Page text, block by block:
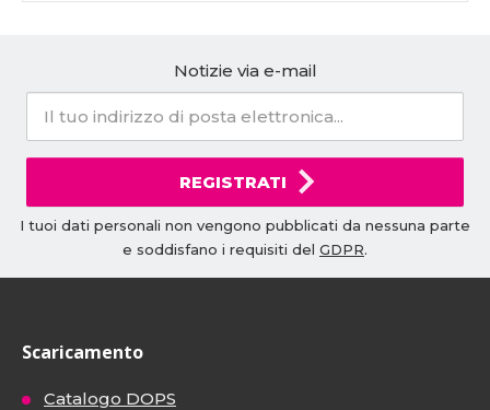
Notizie via e-mail
REGISTRATI
I tuoi dati personali non vengono pubblicati da nessuna parte
e soddisfano i requisiti del GDPR.
Scaricamento
Catalogo DOPS